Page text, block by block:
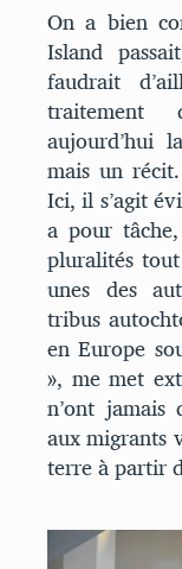
On a bien
Island
faudrait
traitement
aujourd’hui
mais un
Ici, il s’agit
a pour
pluralités
unes des
tribus
en Europe
», me met
n’ont jamais
aux migrants
terre à partir